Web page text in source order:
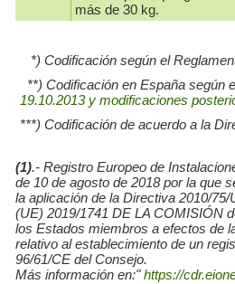
más de 30 kg.
*) Codificación según el
**) Codificación en España según
19.10.2013 y modificaciones
***) Codificación de acuerdo a la
(1).- Registro Europeo de
de 10 de agosto de 2018 por la que
la aplicación de la Directiva 2010/
(UE) 2019/1741 DE LA COMISIÓN
los Estados miembros a efectos de
relativo al establecimiento de un
96/61/CE del Consejo.
Más información en:"https://